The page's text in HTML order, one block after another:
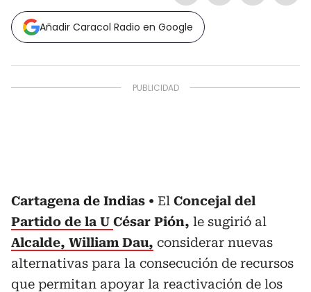
Añadir Caracol Radio en Google
Cartagena de Indias El Concejal del
Partido de la U César Pión, le sugirió al
Alcalde, William Dau, considerar nuevas
alternativas para la consecución de recursos
que permitan apoyar la reactivación de los